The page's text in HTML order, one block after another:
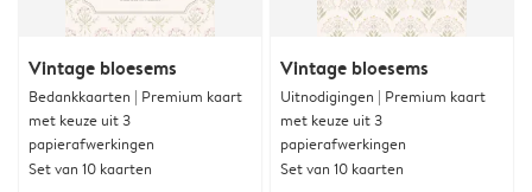
Vintage bloesems
Bedankkaarten | Premium kaart
met keuze uit 3
papierafwerkingen
Set van 10 kaarten
Vintage bloesems
Uitnodigingen | Premium kaart
met keuze uit 3
papierafwerkingen
Set van 10 kaarten